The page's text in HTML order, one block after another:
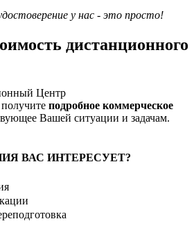
у нас - это просто!
дистанционного
подробное коммерческое
Вашей ситуации и задачам.
ВАС ИНТЕРЕСУЕТ?